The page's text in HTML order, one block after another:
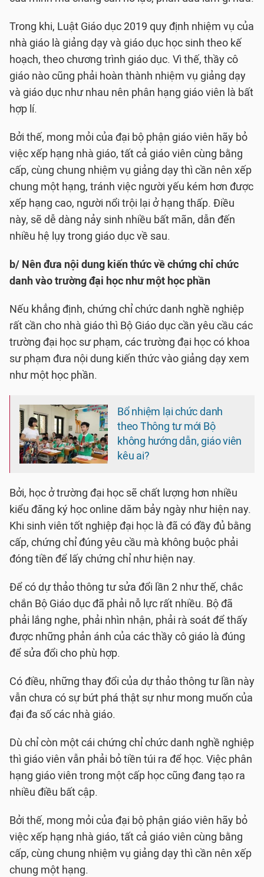
Trong khi, Luật Giáo dục 2019 quy định nhiệm vụ của
nhà giáo là giảng dạy và giáo dục học sinh theo kế
hoạch, theo chương trình giáo dục. Vì thế, thầy cô
giáo nào cũng phải hoàn thành nhiệm vụ giảng dạy
và giáo dục như nhau nên phân hạng giáo viên là bất
hợp lí.
Bởi thế, mong mỏi của đại bộ phận giáo viên hãy bỏ
việc xếp hạng nhà giáo, tất cả giáo viên cùng bằng
cấp, cùng chung nhiệm vụ giảng dạy thì cần nên xếp
chung một hạng, tránh việc người yếu kém hơn được
xếp hạng cao, người nổi trội lại ở hạng thấp. Điều
này, sẽ dễ dàng nảy sinh nhiều bất mãn, dẫn đến
nhiều hệ lụy trong giáo dục về sau.
b/ Nên đưa nội dung kiến thức về chứng chỉ chức
danh vào trường đại học như một học phần
Nếu khẳng định, chứng chỉ chức danh nghề nghiệp
rất cần cho nhà giáo thì Bộ Giáo dục cần yêu cầu các
trường đại học sư phạm, các trường đại học có khoa
sư phạm đưa nội dung kiến thức vào giảng dạy xem
như một học phần.
Bổ nhiệm lại chức danh
theo Thông tư mới Bộ
không hướng dẫn, giáo viên
kêu ai?
Bởi, học ở trường đại học sẽ chất lượng hơn nhiều
kiểu đăng ký học online dăm bảy ngày như hiện nay.
Khi sinh viên tốt nghiệp đại học là đã có đầy đủ bằng
cấp, chứng chỉ đúng yêu cầu mà không buộc phải
đóng tiền để lấy chứng chỉ như hiện nay.
Để có dự thảo thông tư sửa đổi lần 2 như thế, chắc
chắn Bộ Giáo dục đã phải nỗ lực rất nhiều. Bộ đã
phải lắng nghe, phải nhìn nhận, phải rà soát để thấy
được những phản ánh của các thầy cô giáo là đúng
để sửa đổi cho phù hợp.
Có điều, những thay đổi của dự thảo thông tư lần này
vẫn chưa có sự bứt phá thật sự như mong muốn của
đại đa số các nhà giáo.
Dù chỉ còn một cái chứng chỉ chức danh nghề nghiệp
thì giáo viên vẫn phải bỏ tiền túi ra để học. Việc phân
hạng giáo viên trong một cấp học cũng đang tạo ra
nhiều điều bất cập.
Bởi thế, mong mỏi của đại bộ phận giáo viên hãy bỏ
việc xếp hạng nhà giáo, tất cả giáo viên cùng bằng
cấp, cùng chung nhiệm vụ giảng dạy thì cần nên xếp
chung một hạng.